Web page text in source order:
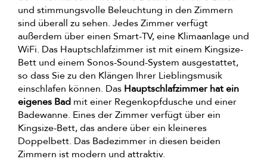
und stimmungsvolle Beleuchtung in den Zimmern
sind überall zu sehen. Jedes Zimmer verfügt
außerdem über einen Smart-TV, eine Klimaanlage und
WiFi. Das Hauptschlafzimmer ist mit einem Kingsize-
Bett und einem Sonos-Sound-System ausgestattet,
so dass Sie zu den Klängen Ihrer Lieblingsmusik
einschlafen können. Das Hauptschlafzimmer hat ein
eigenes Bad mit einer Regenkopfdusche und einer
Badewanne. Eines der Zimmer verfügt über ein
Kingsize-Bett, das andere über ein kleineres
Doppelbett. Das Badezimmer in diesen beiden
Zimmern ist modern und attraktiv.